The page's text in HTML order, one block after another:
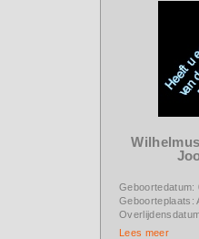
Geboortedatum:
Geboorteplaats:
Lees meer